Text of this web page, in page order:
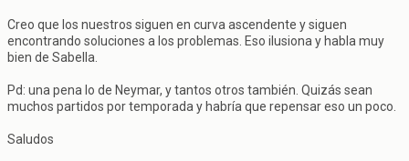
Creo que los nuestros siguen en curva ascendente y siguen
encontrando soluciones a los problemas. Eso ilusiona y habla muy
bien de Sabella.
Pd: una pena lo de Neymar, y tantos otros también. Quizás sean
muchos partidos por temporada y habría que repensar eso un poco.
Saludos